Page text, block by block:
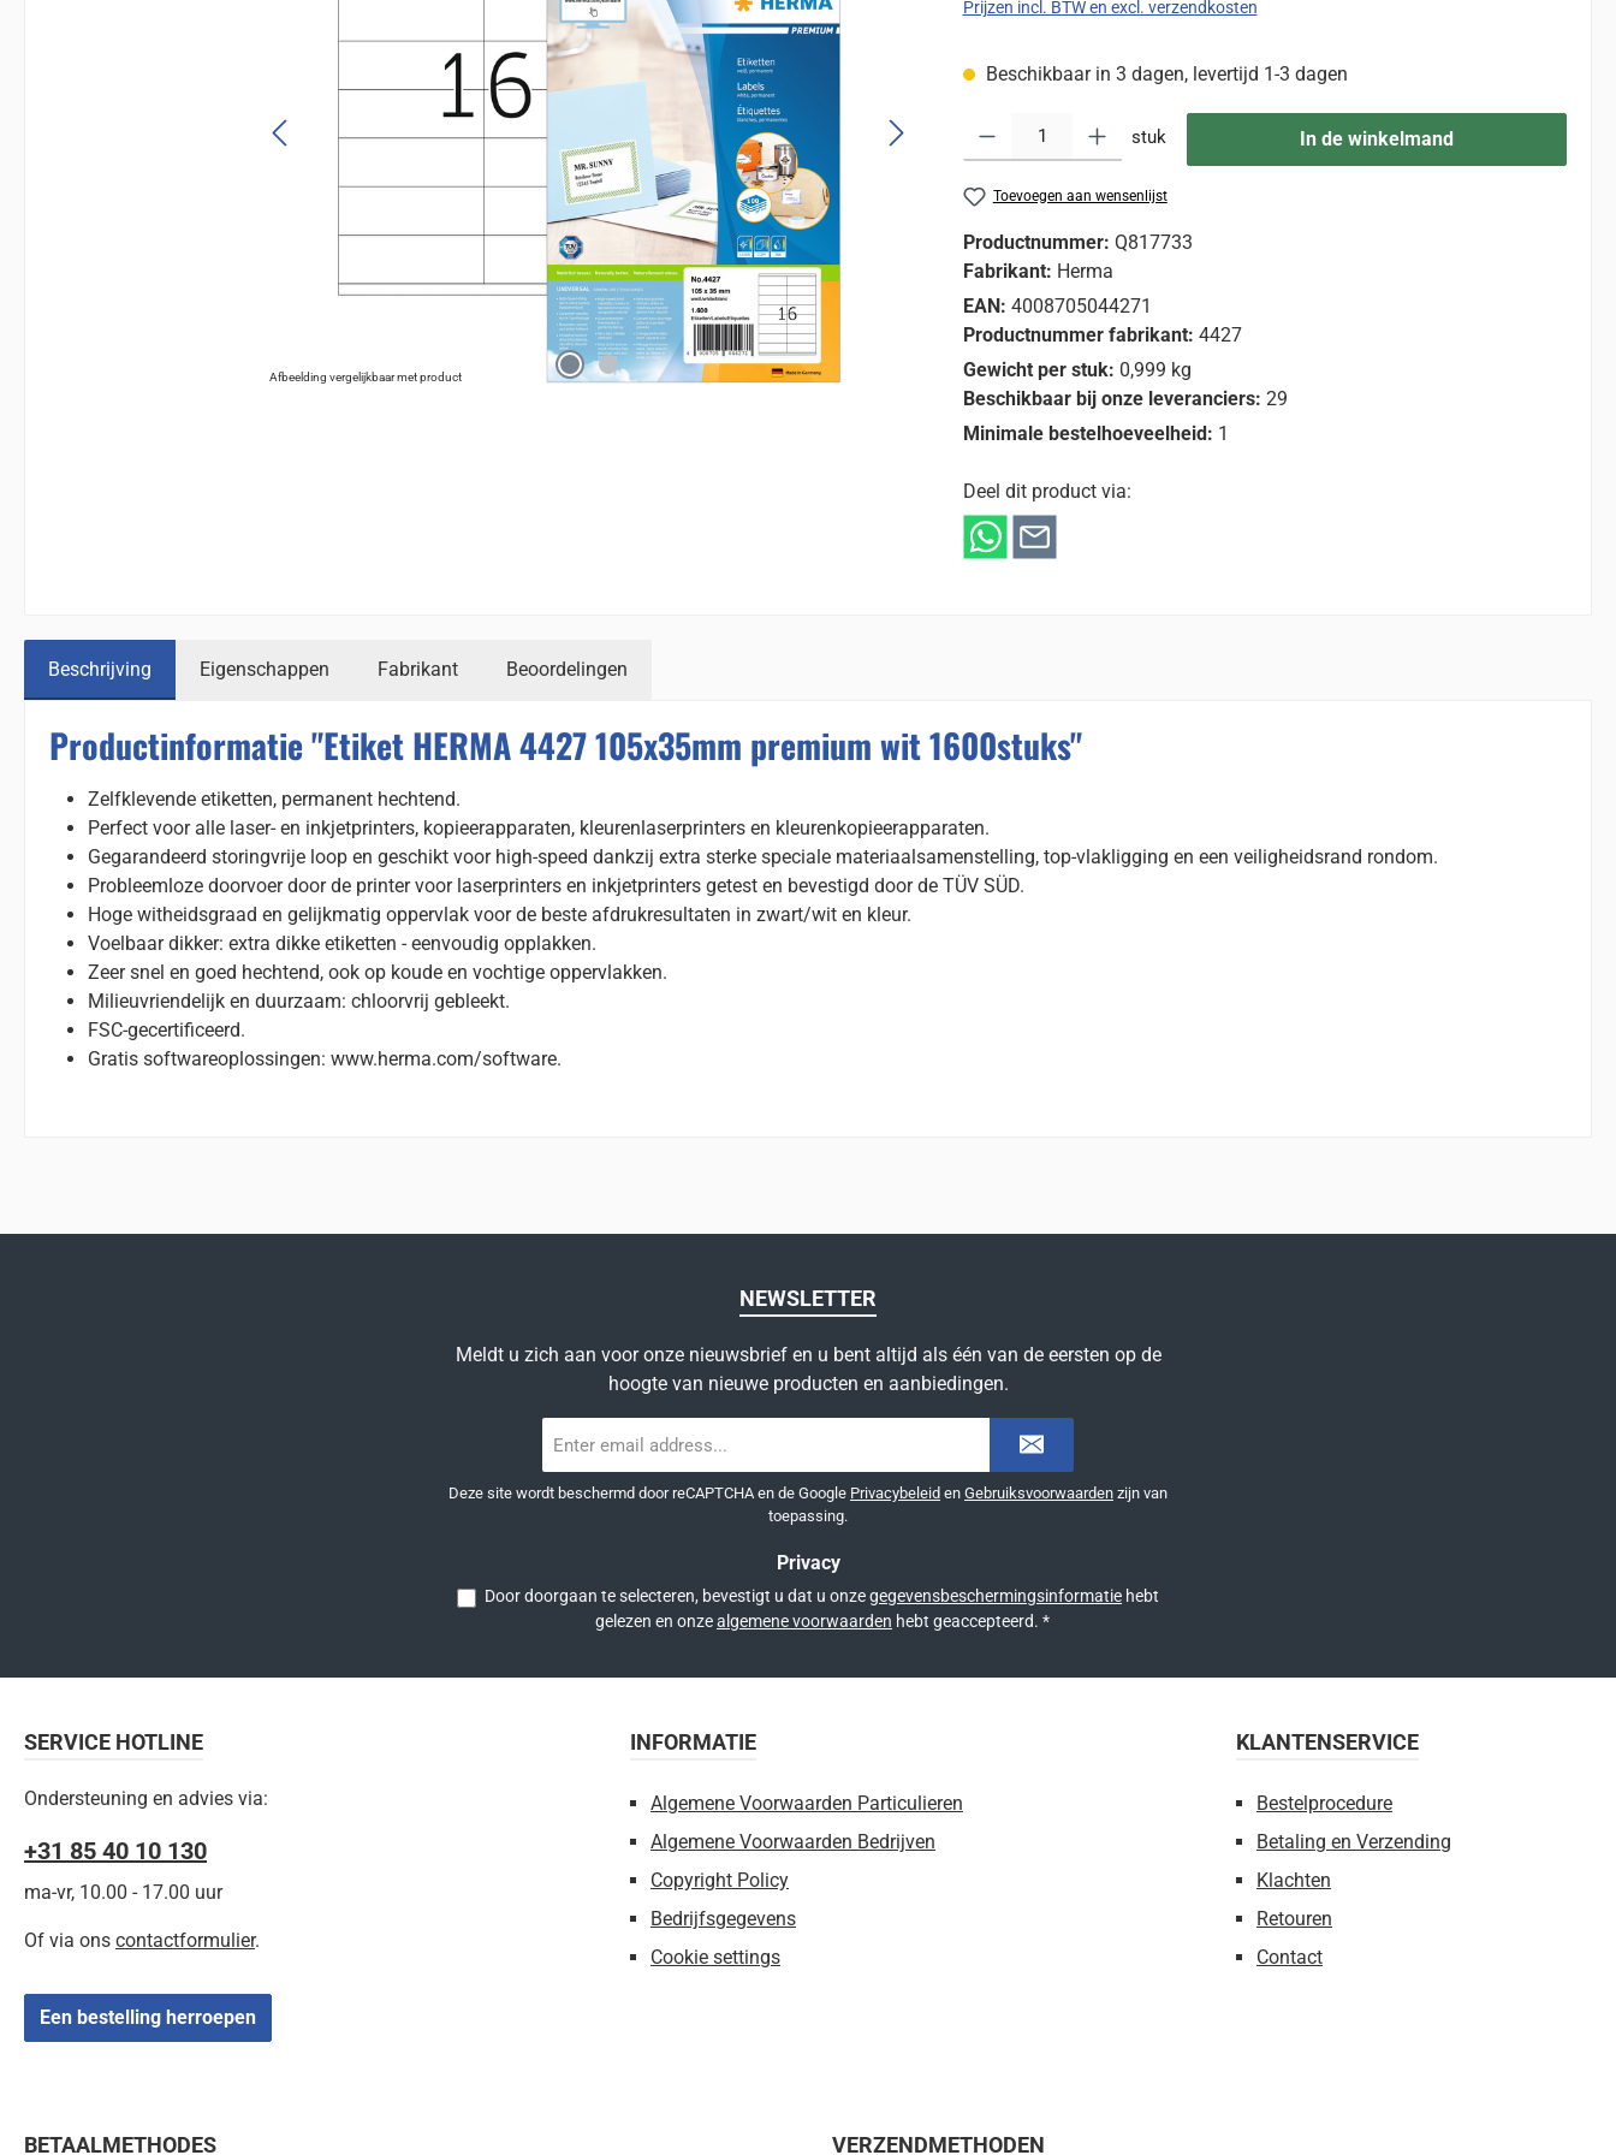
Afbeelding vergelijkbaar met product
Prijzen incl. BTW en excl. verzendkosten
Beschikbaar in 3 dagen, levertijd 1-3 dagen
Producthoeveelheid: Voer de gewenste hoeveelheid in of gebruik de knoppen om de
stuk In de winkelmand
Toevoegen aan wensenlijst
Productnummer: Q817733
Fabrikant: Herma
EAN: 4008705044271
Productnummer fabrikant: 4427
Gewicht per stuk: 0,999 kg
Beschikbaar bij onze leveranciers: 29
Minimale bestelhoeveelheid: 1
Deel dit product via:
Beschrijving Eigenschappen Fabrikant Beoordelingen
Productinformatie "Etiket HERMA 4427 105x35mm premium wit 1600stuks"
Zelfklevende etiketten, permanent hechtend.
Perfect voor alle laser- en inkjetprinters, kopieerapparaten, kleurenlaserprinters en kleurenkopieerapparaten.
Gegarandeerd storingvrije loop en geschikt voor high-speed dankzij extra sterke speciale materiaalsamenstelling, top-vlakligging en een veiligheidsrand rondom.
Probleemloze doorvoer door de printer voor laserprinters en inkjetprinters getest en bevestigd door de TÜV SÜD.
Hoge witheidsgraad en gelijkmatig oppervlak voor de beste afdrukresultaten in zwart/wit en kleur.
Voelbaar dikker: extra dikke etiketten - eenvoudig opplakken.
Zeer snel en goed hechtend, ook op koude en vochtige oppervlakken.
Milieuvriendelijk en duurzaam: chloorvrij gebleekt.
FSC-gecertificeerd.
Gratis softwareoplossingen: www.herma.com/software.
NEWSLETTER
Meldt u zich aan voor onze nieuwsbrief en u bent altijd als één van de eersten op de
hoogte van nieuwe producten en aanbiedingen.
mailadres
Deze site wordt beschermd door reCAPTCHA en de Google Privacybeleid en Gebruiksvoorwaarden zijn van
toepassing.
Privacy
Door doorgaan te selecteren, bevestigt u dat u onzegegevensbeschermingsinformatie hebt
gelezen en onzealgemene voorwaarden hebt geaccepteerd. *
SERVICE HOTLINE
Ondersteuning en advies via:
+31 85 40 10 130
ma-vr, 10.00 - 17.00 uur
Of via ons contactformulier.
Een bestelling herroepen
INFORMATIE
Algemene Voorwaarden Particulieren
Algemene Voorwaarden Bedrijven
Copyright Policy
Bedrijfsgegevens
Cookie settings
KLANTENSERVICE
Bestelprocedure
Betaling en Verzending
Klachten
Retouren
Contact
BETAALMETHODES VERZENDMETHODEN